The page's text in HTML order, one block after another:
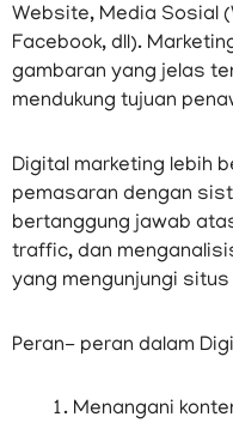
Website, Media Sosial
Facebook, dll).
gambaran yang jelas
mendukung tujuan
Digital marketing lebih
pemasaran dengan
bertanggung jawab
traffic, dan
yang mengunjungi
Peran- peran dalam
Menangani